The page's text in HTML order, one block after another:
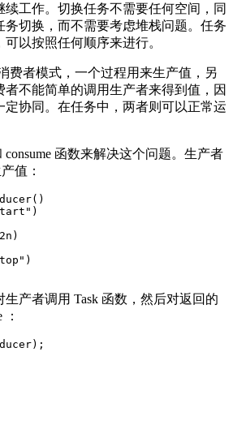
工作。切换任务不需要任何空间，同
务切换，而不需要考虑堆栈问题。任务
以按照任何顺序来进行。
费者模式，一个过程用来生产值，另
不能简单的调用生产者来得到值，因
定协同。在任务中，两者则可以正常运
consume 函数来解决这个问题。生产者
值：
产者调用 Task 函数，然后对返回的